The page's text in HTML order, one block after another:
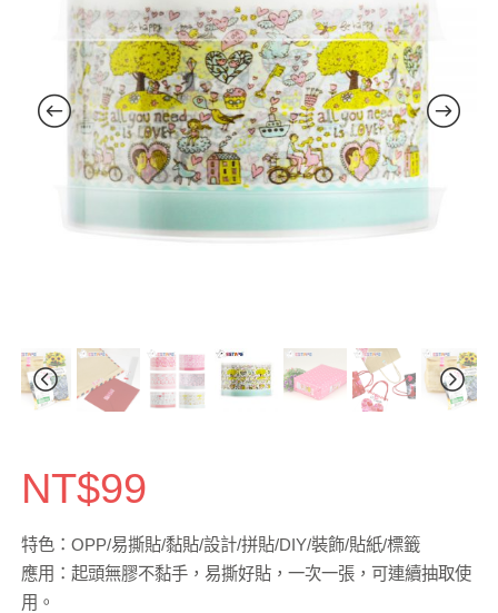
NT$99
特色：OPP/易撕貼/黏貼/設計/拼貼/DIY/裝飾/貼紙/標籤
應用：起頭無膠不黏手，易撕好貼，一次一張，可連續抽取使
用。